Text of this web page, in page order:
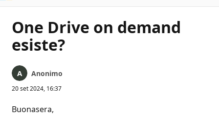
One Drive on demand
esiste?
Anonimo
20 set 2024, 16:37
Buonasera,